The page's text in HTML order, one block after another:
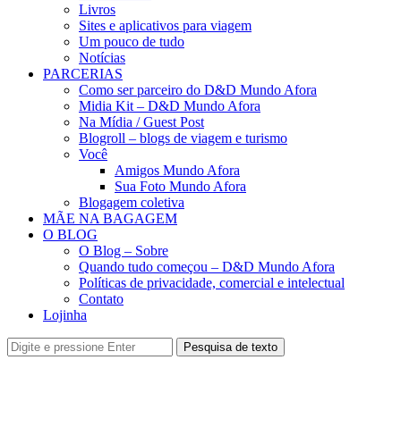
Livros
Sites e aplicativos para viagem
Um pouco de tudo
Notícias
PARCERIAS
Como ser parceiro do D&D Mundo Afora
Midia Kit – D&D Mundo Afora
Na Mídia / Guest Post
Blogroll – blogs de viagem e turismo
Você
Amigos Mundo Afora
Sua Foto Mundo Afora
Blogagem coletiva
MÃE NA BAGAGEM
O BLOG
O Blog – Sobre
Quando tudo começou – D&D Mundo Afora
Políticas de privacidade, comercial e intelectual
Contato
Lojinha
Pesquisa de texto